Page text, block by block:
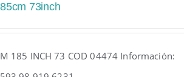
73inch
185 INCH 73 COD 04474 Información: